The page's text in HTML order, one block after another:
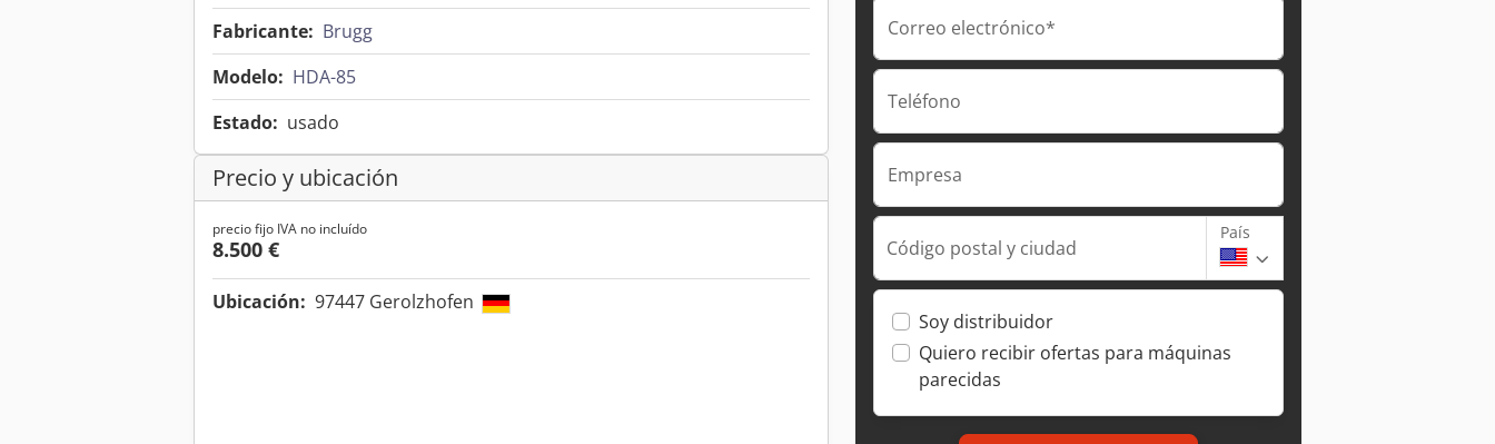
Fabricante: Brugg
Modelo: HDA-85
Estado: usado
Precio y ubicación
precio fijo IVA no incluído
8.500 €
Ubicación: 97447 Gerolzhofen
Correo electrónico*
Teléfono
Empresa
Código postal y ciudad
País
Soy distribuidor
Quiero recibir ofertas para máquinas
parecidas